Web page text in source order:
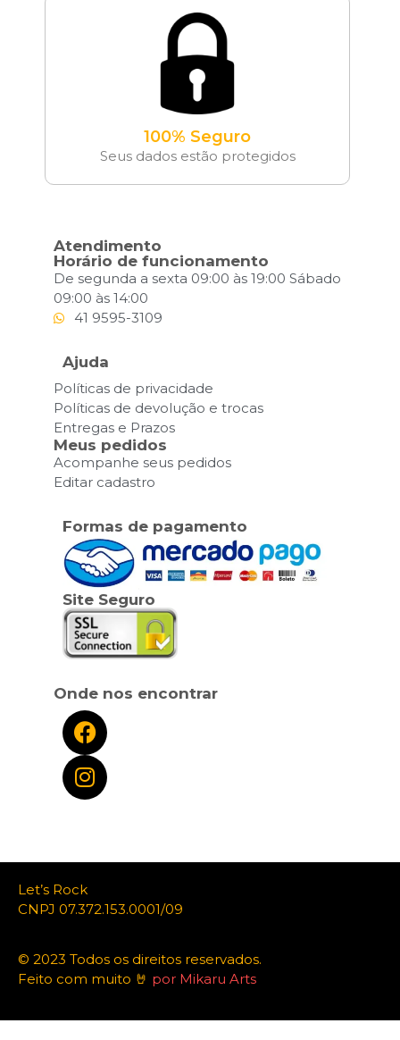
100% Seguro
Seus dados estão protegidos
Atendimento
Horário de funcionamento
De segunda a sexta 09:00 às 19:00 Sábado
09:00 às 14:00
41 9595-3109
Ajuda
Políticas de privacidade
Políticas de devolução e trocas
Entregas e Prazos
Meus pedidos
Acompanhe seus pedidos
Editar cadastro
Formas de pagamento
Site Seguro
Onde nos encontrar
Let’s Rock
CNPJ 07.372.153.0001/09
© 2023 Todos os direitos reservados.
Feito com muito 🤘 por Mikaru Arts